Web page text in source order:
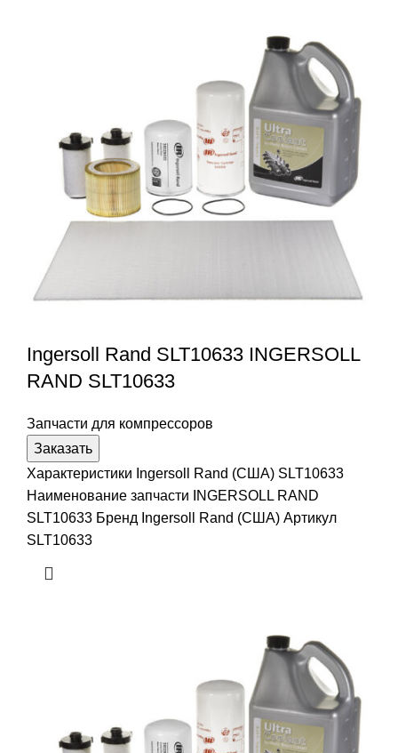
Ingersoll Rand SLT10633 INGERSOLL
RAND SLT10633
Запчасти для компрессоров
Заказать
Характеристики Ingersoll Rand (США) SLT10633
Наименование запчасти INGERSOLL RAND
SLT10633 Бренд Ingersoll Rand (США) Артикул
SLT10633